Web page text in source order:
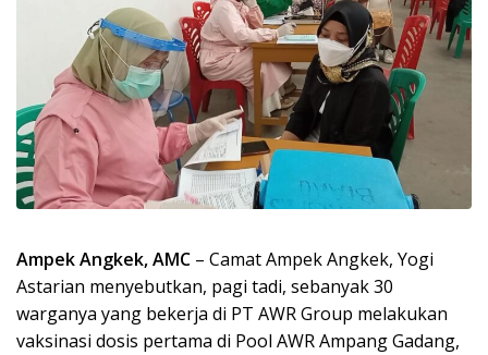
Ampek Angkek, AMC – Camat Ampek Angkek, Yogi
Astarian menyebutkan, pagi tadi, sebanyak 30
warganya yang bekerja di PT AWR Group melakukan
vaksinasi dosis pertama di Pool AWR Ampang Gadang,